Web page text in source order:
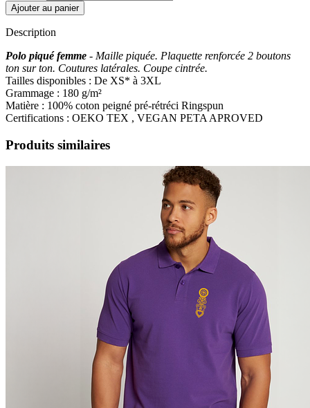
Description
Polo piqué femme - Maille piquée. Plaquette renforcée 2 boutons
ton sur ton. Coutures latérales. Coupe cintrée.
Tailles disponibles : De XS* à 3XL
Grammage : 180 g/m²
Matière : 100% coton peigné pré-rétréci Ringspun
Certifications : OEKO TEX , VEGAN PETA APROVED
Produits similaires